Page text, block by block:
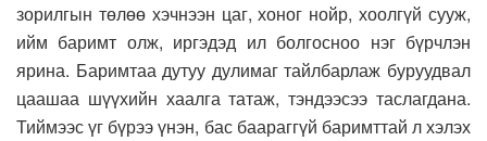
зорилгын төлөө хэчнээн цаг, хоног нойр, хоолгүй сууж,
ийм баримт олж, иргэдэд ил болгосноо нэг бүрчлэн
ярина. Баримтаа дутуу дулимаг тайлбарлаж буруудвал
цаашаа шүүхийн хаалга татаж, тэндээсээ таслагдана.
Тиймээс үг бүрээ үнэн, бас баараггүй баримттай л хэлэх